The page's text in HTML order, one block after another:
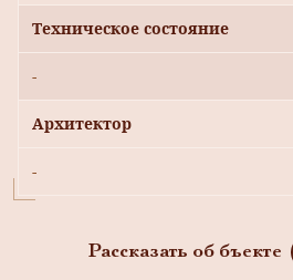
Техническое состояние
-
Архитектор
-
Рассказать об бъекте